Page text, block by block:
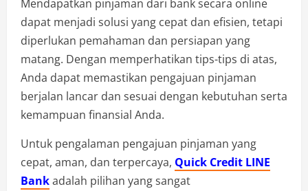
Mendapatkan pinjaman dari bank secara online
dapat menjadi solusi yang cepat dan efisien, tetapi
diperlukan pemahaman dan persiapan yang
matang. Dengan memperhatikan tips-tips di atas,
Anda dapat memastikan pengajuan pinjaman
berjalan lancar dan sesuai dengan kebutuhan serta
kemampuan finansial Anda.
Untuk pengalaman pengajuan pinjaman yang
cepat, aman, dan terpercaya, Quick Credit LINE
Bankadalah pilihan yang sangat